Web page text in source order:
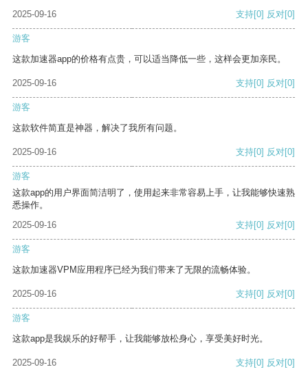
2025-09-16 支持[0] 反对[0]
游客
这款加速器app的价格有点贵，可以适当降低一些，这样会更加亲民。
2025-09-16 支持[0] 反对[0]
游客
这款软件简直是神器，解决了我所有问题。
2025-09-16 支持[0] 反对[0]
游客
这款app的用户界面简洁明了，使用起来非常容易上手，让我能够快速熟
悉操作。
2025-09-16
支持[0] 反对[0]
游客
这款加速器VPM应用程序已经为我们带来了无限的流畅体验。
2025-09-16 支持[0] 反对[0]
游客
这款app是我娱乐的好帮手，让我能够放松身心，享受美好时光。
2025-09-16 支持[0] 反对[0]